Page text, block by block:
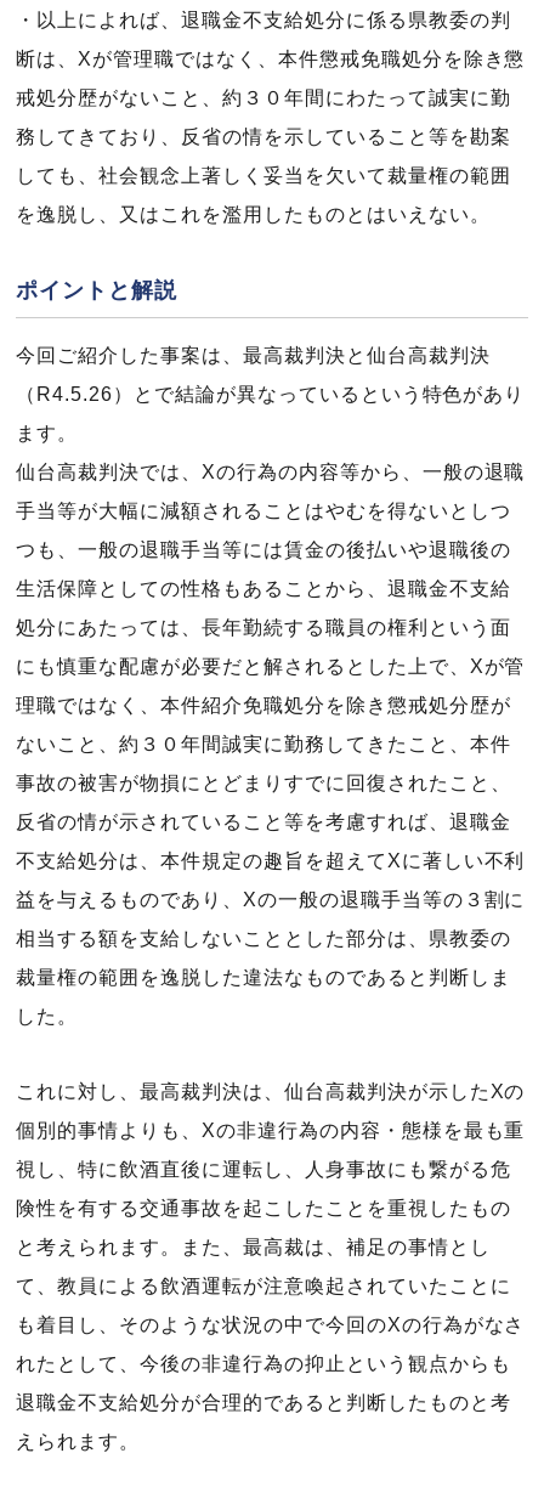
・以上によれば、退職金不支給処分に係る県教委の判
断は、Xが管理職ではなく、本件懲戒免職処分を除き懲
戒処分歴がないこと、約３０年間にわたって誠実に勤
務してきており、反省の情を示していること等を勘案
しても、社会観念上著しく妥当を欠いて裁量権の範囲
を逸脱し、又はこれを濫用したものとはいえない。
ポイントと解説
今回ご紹介した事案は、最高裁判決と仙台高裁判決
（R4.5.26）とで結論が異なっているという特色があり
ます。
仙台高裁判決では、Xの行為の内容等から、一般の退職
手当等が大幅に減額されることはやむを得ないとしつ
つも、一般の退職手当等には賃金の後払いや退職後の
生活保障としての性格もあることから、退職金不支給
処分にあたっては、長年勤続する職員の権利という面
にも慎重な配慮が必要だと解されるとした上で、Xが管
理職ではなく、本件紹介免職処分を除き懲戒処分歴が
ないこと、約３０年間誠実に勤務してきたこと、本件
事故の被害が物損にとどまりすでに回復されたこと、
反省の情が示されていること等を考慮すれば、退職金
不支給処分は、本件規定の趣旨を超えてXに著しい不利
益を与えるものであり、Xの一般の退職手当等の３割に
相当する額を支給しないこととした部分は、県教委の
裁量権の範囲を逸脱した違法なものであると判断しま
した。
これに対し、最高裁判決は、仙台高裁判決が示したXの
個別的事情よりも、Xの非違行為の内容・態様を最も重
視し、特に飲酒直後に運転し、人身事故にも繋がる危
険性を有する交通事故を起こしたことを重視したもの
と考えられます。また、最高裁は、補足の事情とし
て、教員による飲酒運転が注意喚起されていたことに
も着目し、そのような状況の中で今回のXの行為がなさ
れたとして、今後の非違行為の抑止という観点からも
退職金不支給処分が合理的であると判断したものと考
えられます。